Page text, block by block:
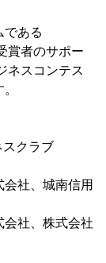
である
賞者のサポー
ネスコンテス
スクラブ
社、城南信用
社、株式会社